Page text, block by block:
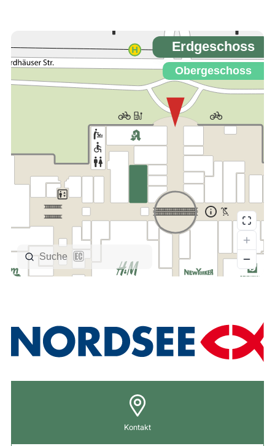
Kontakt